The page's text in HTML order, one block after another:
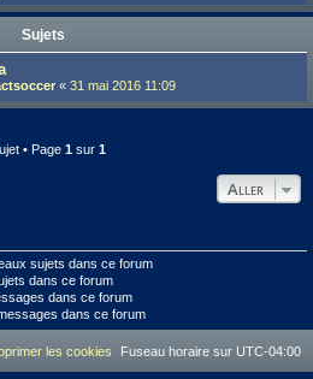
Sujets
« 31 mai 2016 11:09
• Page 1 sur 1
Aller
sujets dans ce forum
dans ce forum
dans ce forum
dans ce forum
Fuseau horaire sur UTC-04:00
les cookies